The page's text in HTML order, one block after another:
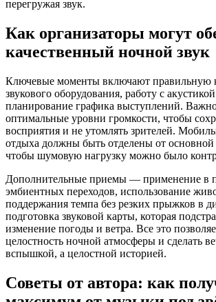
перегружая звук.
Как организаторы могут
качественный ночной звук
Ключевые моменты включают правильную
звукового оборудования, работу с
планирование графика выступлений.
оптимальные уровни громкости, чтобы
восприятия и не утомлять зрителей.
отдыха должны быть отделены от основной
чтобы шумовую нагрузку можно было
Дополнительные приемы — применение в
эмбиентных переходов, использование
поддержания темпа без резких прыжков в
подготовка звуковой карты, которая
изменение погоды и ветра. Все это
целостность ночной атмосферы и сделать
вспышкой, а целостной историей.
Советы от автора: как